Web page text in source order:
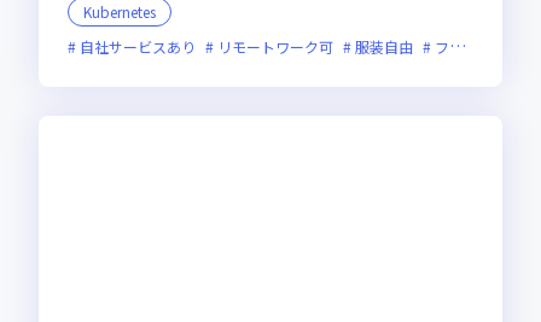
Kubernetes
自社サービスあり
リモートワーク可 服装自由 フレックス制度あり